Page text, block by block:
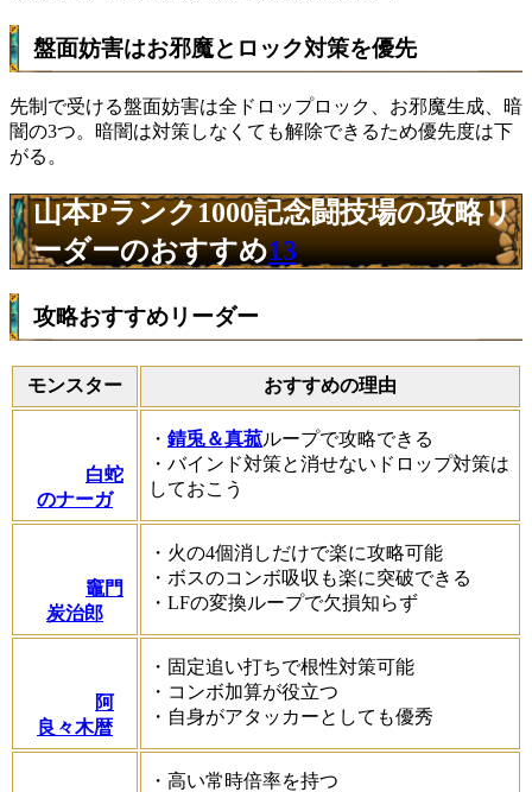
盤面妨害はお邪魔とロック対策を優先
先制で受ける盤面妨害は全ドロップロック、お邪魔生成、暗
闇の3つ。暗闇は対策しなくても解除できるため優先度は下
がる。
山本Pランク1000記念闘技場の攻略リ
ーダーのおすすめ13
攻略おすすめリーダー
モンスター おすすめの理由
白蛇
のナーガ
・ 錆兎＆真菰ループで攻略できる
・バインド対策と消せないドロップ対策は
しておこう
竈門
炭治郎
・火の4個消しだけで楽に攻略可能
・ボスのコンボ吸収も楽に突破できる
・LFの変換ループで欠損知らず
阿
良々木暦
・固定追い打ちで根性対策可能
・コンボ加算が役立つ
・自身がアタッカーとしても優秀
・高い常時倍率を持つ